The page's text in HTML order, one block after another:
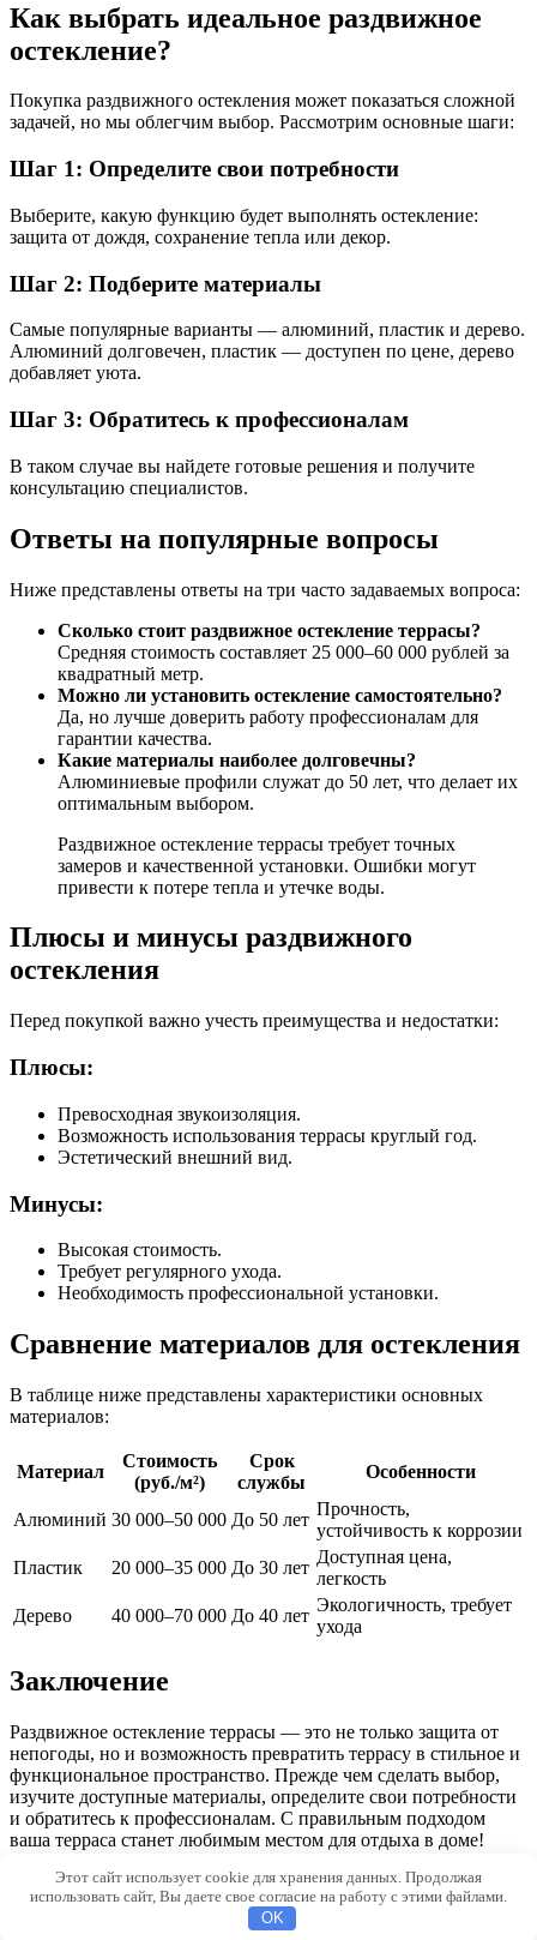
Как выбрать идеальное раздвижное
остекление?
Покупка раздвижного остекления может показаться сложной
задачей, но мы облегчим выбор. Рассмотрим основные шаги:
Шаг 1: Определите свои потребности
Выберите, какую функцию будет выполнять остекление:
защита от дождя, сохранение тепла или декор.
Шаг 2: Подберите материалы
Самые популярные варианты — алюминий, пластик и дерево.
Алюминий долговечен, пластик — доступен по цене, дерево
добавляет уюта.
Шаг 3: Обратитесь к профессионалам
В таком случае вы найдете готовые решения и получите
консультацию специалистов.
Ответы на популярные вопросы
Ниже представлены ответы на три часто задаваемых вопроса:
Сколько стоит раздвижное остекление террасы?
Средняя стоимость составляет 25 000–60 000 рублей за
квадратный метр.
Можно ли установить остекление самостоятельно?
Да, но лучше доверить работу профессионалам для
гарантии качества.
Какие материалы наиболее долговечны?
Алюминиевые профили служат до 50 лет, что делает их
оптимальным выбором.
Раздвижное остекление террасы требует точных
замеров и качественной установки. Ошибки могут
привести к потере тепла и утечке воды.
Плюсы и минусы раздвижного
остекления
Перед покупкой важно учесть преимущества и недостатки:
Плюсы:
Превосходная звукоизоляция.
Возможность использования террасы круглый год.
Эстетический внешний вид.
Минусы:
Высокая стоимость.
Требует регулярного ухода.
Необходимость профессиональной установки.
Сравнение материалов для остекления
В таблице ниже представлены характеристики основных
материалов:
Материал
Стоимость
(руб./м²)
Срок
службы
Особенности
Алюминий 30 000–50 000 До 50 лет
Прочность,
устойчивость к коррозии
Пластик
20 000–35 000 До 30 лет
Доступная цена,
легкость
Дерево
40 000–70 000 До 40 лет
Экологичность, требует
ухода
Заключение
Раздвижное остекление террасы — это не только защита от
непогоды, но и возможность превратить террасу в стильное и
функциональное пространство. Прежде чем сделать выбор,
изучите доступные материалы, определите свои потребности
и обратитесь к профессионалам. С правильным подходом
ваша терраса станет любимым местом для отдыха в доме!
© 2026 Morevdome.com
Этот сайт использует cookie для хранения данных. Продолжая
использовать сайт, Вы даете свое согласие на работу с этими файлами.
OK